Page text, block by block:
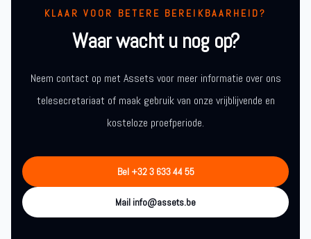
KLAAR VOOR BETERE BEREIKBAARHEID?
Waar wacht u nog op?
Neem contact op met Assets voor meer informatie over ons
telesecretariaat of maak gebruik van onze vrijblijvende en
kosteloze proefperiode.
Bel +32 3 633 44 55
Mail info@assets.be